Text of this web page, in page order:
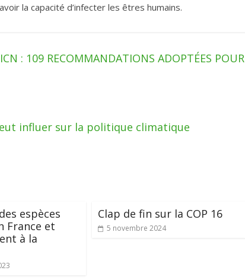
la capacité d’infecter les êtres humains.
: 109 RECOMMANDATIONS ADOPTÉES POUR
influer sur la politique climatique
espèces
France et
à la
Clap de fin sur la COP 16
5 novembre 2024